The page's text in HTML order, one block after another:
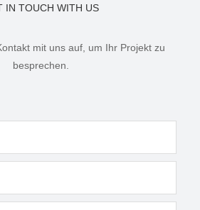
IN TOUCH WITH US
mit uns auf, um Ihr Projekt zu
besprechen.